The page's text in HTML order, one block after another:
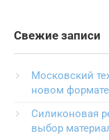
Свежие записи
Московский
новом формате
Силиконовая
выбор